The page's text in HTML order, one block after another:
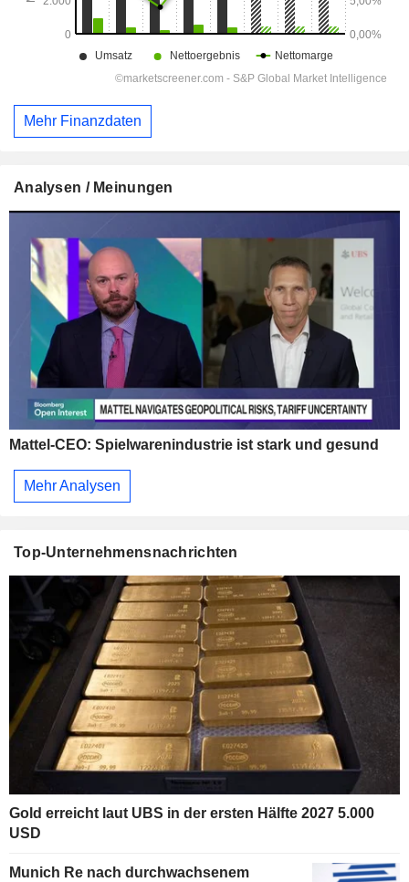
Mehr Finanzdaten
Analysen / Meinungen
Mattel-CEO: Spielwarenindustrie ist stark und gesund
Mehr Analysen
Top-Unternehmensnachrichten
Gold erreicht laut UBS in der ersten Hälfte 2027 5.000
USD
Munich Re nach durchwachsenem